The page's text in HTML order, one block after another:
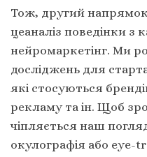
Тож, другий
цеаналіз поведінки з
нейромаркетінг. Ми
досліджень для
які стосуються
рекламу та ін. Щоб
чіпляється наш
окулографія або eye-